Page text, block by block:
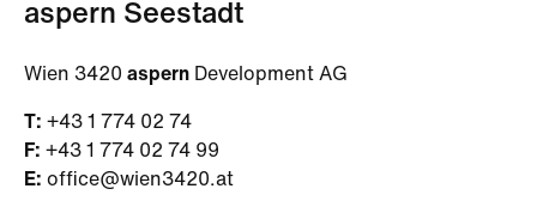
aspern Seestadt
Wien 3420 aspern Development AG
T: +43 1 774 02 74
F: +43 1 774 02 74 99
E: office@wien3420.at